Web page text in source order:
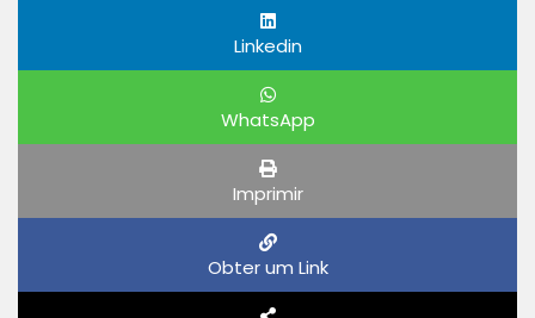
Linkedin
WhatsApp
Imprimir
Obter um Link